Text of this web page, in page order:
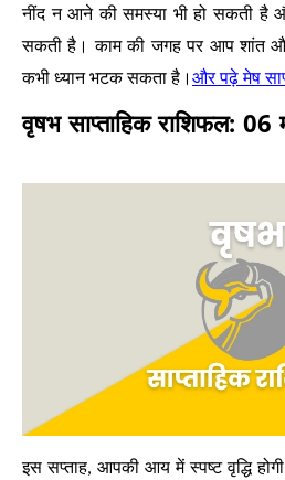
नींद न आने की समस्या भी हो सकती है
सकती है। काम की जगह पर आप शांत
कभी ध्यान भटक सकता है। और पढ़े मेष
वृषभ साप्ताहिक राशिफल:
इस सप्ताह, आपकी आय में स्पष्ट वृद्धि